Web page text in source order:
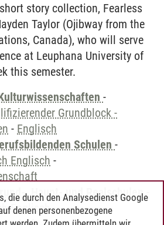
story collection, Fearless
Taylor (Ojibway from the
Canada), who will serve
at Leuphana University of
this semester.
-
Grundblock -
- Englisch
Schulen -
Englisch -
, Haupt- und Realschulen-
Englisch-
die durch den Analysedienst Google
denen personenbezogene